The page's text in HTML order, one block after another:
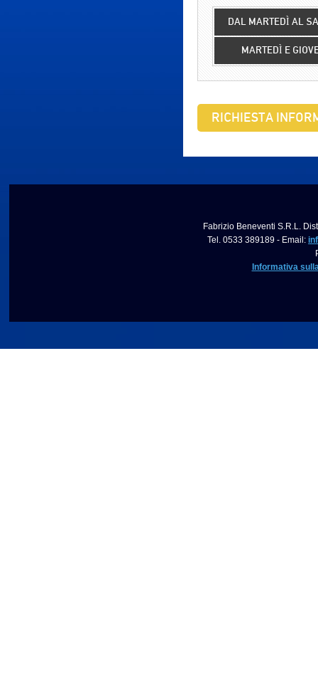
DAL MARTEDÌ AL
MARTEDÌ E
RICHIESTA
Fabrizio Beneventi S.R.L.
Tel. 0533 389189 - Email:
Informativa